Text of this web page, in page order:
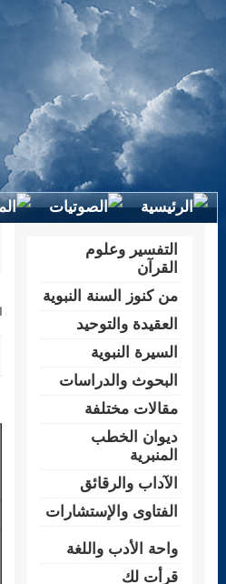
التفسير وعلوم
القرآن
من كنوز السنة النبوية
العقيدة والتوحيد
السيرة النبوية
البحوث والدراسات
مقالات مختلفة
ديوان الخطب
المنبرية
الآداب والرقائق
الفتاوى والإستشارات
واحة الأدب واللغة
قرأت لك